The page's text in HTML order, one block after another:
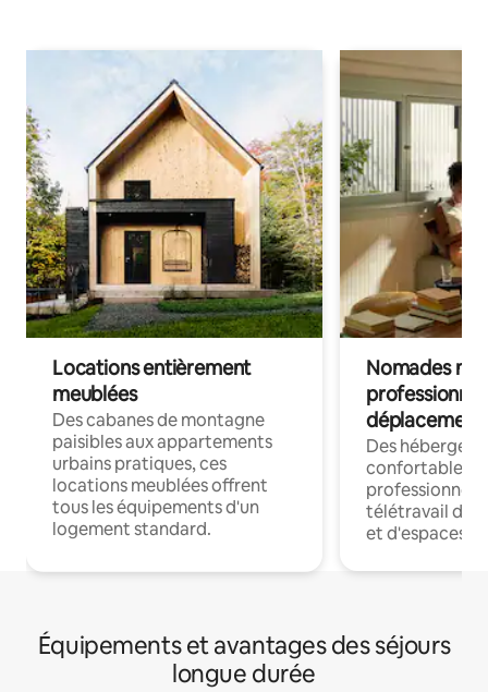
Locations entièrement
meublées
Des cabanes de montagne
paisibles aux appartements
urbains pratiques, ces
locations meublées offrent
tous les équipements d'un
logement standard.
Nomades
déplacement
Des
confortables
professionnels
télétravail
et d'espaces
Équipements et avantages des séjours
longue durée